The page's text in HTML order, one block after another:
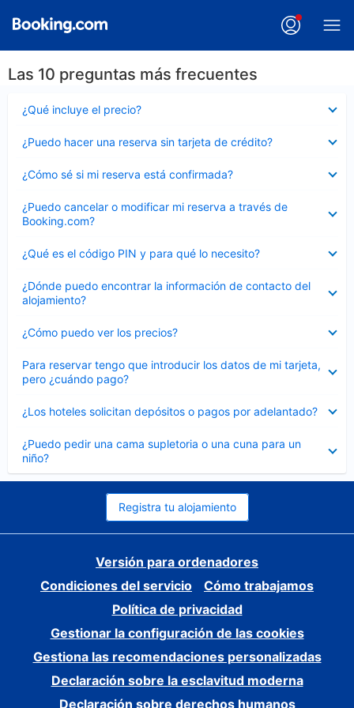
Las 10 preguntas más frecuentes
¿Qué incluye el precio?
cerrado
¿Puedo hacer una reserva sin tarjeta de crédito?
cerrado
¿Cómo sé si mi reserva está confirmada?
cerrado
¿Puedo cancelar o modificar mi reserva a través de
Booking.com?
cerrado
¿Qué es el código PIN y para qué lo necesito?
cerrado
¿Dónde puedo encontrar la información de contacto del
alojamiento?
cerrado
¿Cómo puedo ver los precios?
cerrado
Para reservar tengo que introducir los datos de mi tarjeta,
pero ¿cuándo pago?
cerrado
¿Los hoteles solicitan depósitos o pagos por adelantado?
cerrado
¿Puedo pedir una cama supletoria o una cuna para un
niño?
cerrado
Registra tu alojamiento
Versión para ordenadores
Condiciones del servicio
Cómo trabajamos
Política de privacidad
Gestionar la configuración de las cookies
Gestiona las recomendaciones personalizadas
Declaración sobre la esclavitud moderna
Declaración sobre derechos humanos